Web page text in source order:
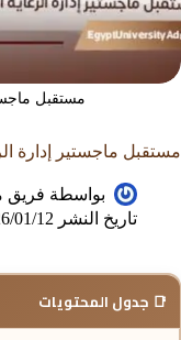
مستقبل
مستقبل ماجستير إدارة
بواسطة فريق
تاريخ النشر 01/12
📑 جدول المحتويات